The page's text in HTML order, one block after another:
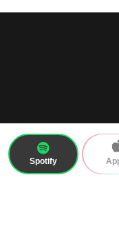
Spotify